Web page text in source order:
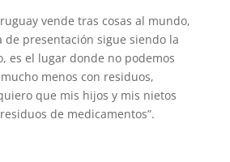
vende tras cosas al mundo,
de presentación sigue siendo la
es el lugar donde no podemos
menos con residuos,
que mis hijos y mis nietos
de medicamentos”.